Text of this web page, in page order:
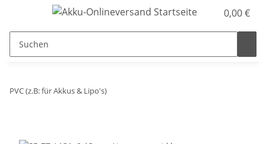
0,00 €
PVC (z.B: für Akkus & Lipo's)